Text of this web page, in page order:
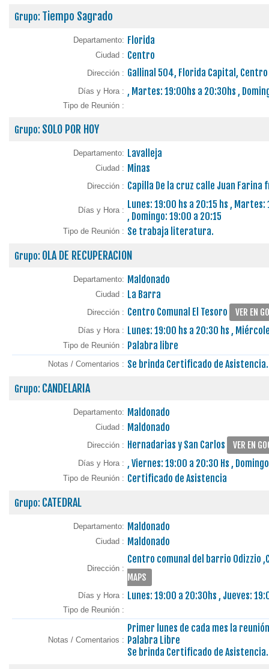
Grupo: Tiempo Sagrado
Departamento: Florida
Ciudad : Centro
Dirección : Gallinal 504, Florida Capital,
Días y Hora : , Martes: 19:00hs a 20:30hs ,
Tipo de Reunión :
Grupo: SOLO POR HOY
Departamento: Lavalleja
Ciudad : Minas
Dirección : Capilla De la cruz calle Juan
Días y Hora : Lunes: 19:00 hs a 20:15 hs ,
, Domingo: 19:00 a 20:15
Tipo de Reunión : Se trabaja literatura.
Grupo: OLA DE RECUPERACION
Departamento: Maldonado
Ciudad : La Barra
Dirección : Centro Comunal El Tesoro VER EN
Días y Hora : Lunes: 19:00 hs a 20:30 hs ,
Tipo de Reunión : Palabra libre
Notas / Comentarios : Se brinda Certificado de Asistencia.
Grupo: CANDELARIA
Departamento: Maldonado
Ciudad : Maldonado
Dirección : Hernadarias y San Carlos VER EN
Días y Hora : , Viernes: 19:00 a 20:30 Hs ,
Tipo de Reunión : Certificado de Asistencia
Grupo: CATEDRAL
Departamento: Maldonado
Ciudad : Maldonado
Dirección :
Centro comunal del barrio Odizzio
MAPS
Días y Hora : Lunes: 19:00 a 20:30hs , Jueves:
Tipo de Reunión :
Notas / Comentarios :
Primer lunes de cada mes la
Palabra Libre
Se brinda Certificado de Asistencia.